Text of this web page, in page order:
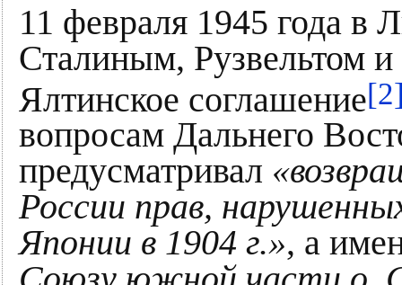
11 февраля 1945 года в
Сталиным, Рузвельтом
Ялтинское соглашение
вопросам Дальнего
предусматривал
России прав,
Японии в 1904 г.», а